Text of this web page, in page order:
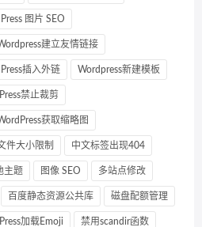
图片 SEO
建立友情链接
插入外链 Wordpress新建模板
禁止裁剪
获取缩略图
件大小限制 中文标签出现404
主题 图像 SEO 多站点修改
百度静态资源公共库 磁盘配额管理
加载Emoji 禁用scandir函数